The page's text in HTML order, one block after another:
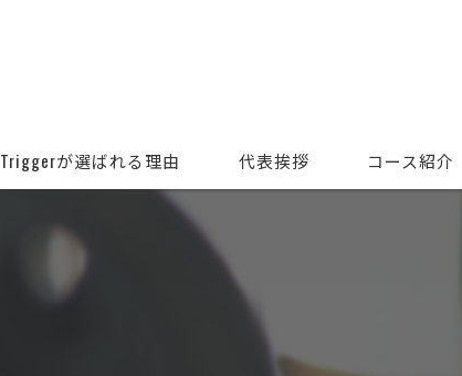
Triggerが選ばれる理由 代表挨拶 コース紹介